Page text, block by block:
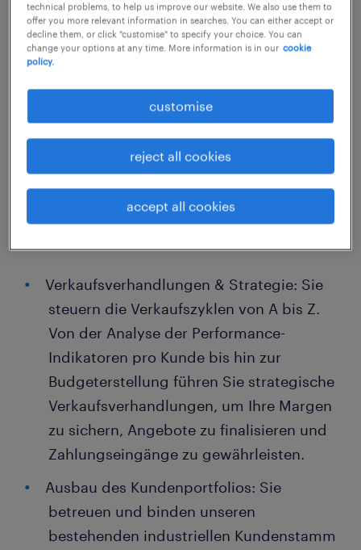
Ihre Aufgaben: Geschäftsentwicklung &
Technische Expertise
In direkter Unterstellung an unsere
Vertriebsleitung besteht Ihre Hauptaufgabe
darin, unsere Marktposition nachhaltig zu
sichern und unsere Marktanteile auszubauen.
Dabei setzen Sie auf einen doppelten Fokus:
einen zielgerichteten vertrieblichen Ansatz
Verkaufsverhandlungen & Strategie: Sie
steuern die Verkaufszyklen von A bis Z.
Von der Analyse der Performance-
Indikatoren pro Kunde bis hin zur
Budgeterstellung führen Sie strategische
Verkaufsverhandlungen, um Ihre Margen
zu sichern, Angebote zu finalisieren und
Zahlungseingänge zu gewährleisten.
Ausbau des Kundenportfolios: Sie
betreuen und binden unseren
bestehenden industriellen Kundenstamm
technical problems, to help us improve our website. We also use them to
offer you more relevant information in searches. You can either accept or
decline them, or click "customise" to specify your choice. You can
change your options at any time. More information is in our cookie
policy.
customise
reject all cookies
accept all cookies